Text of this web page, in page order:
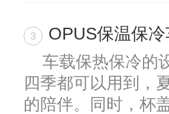
3 OPUS保温保
车载保热保冷的
四季都可以用到，
的陪伴。同时，杯